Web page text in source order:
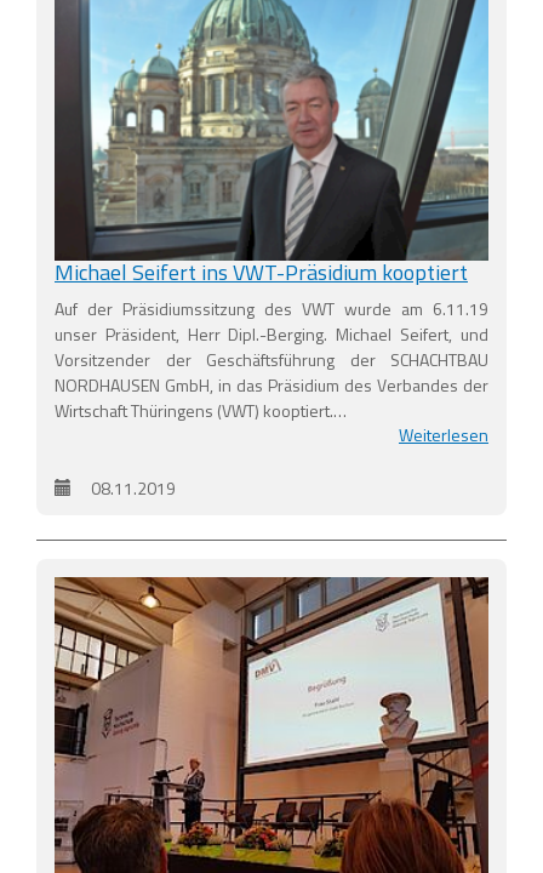
Michael Seifert ins VWT-Präsidium kooptiert
Auf der Präsidiumssitzung des VWT wurde am 6.11.19
unser Präsident, Herr Dipl.-Berging. Michael Seifert, und
Vorsitzender der Geschäftsführung der SCHACHTBAU
NORDHAUSEN GmbH, in das Präsidium des Verbandes der
Wirtschaft Thüringens (VWT) kooptiert.…
Weiterlesen
08.11.2019